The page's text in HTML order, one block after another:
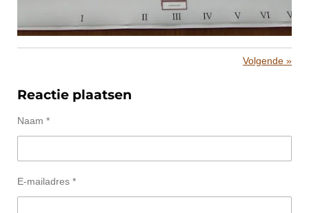
Volgende »
Reactie plaatsen
Naam *
E-mailadres *